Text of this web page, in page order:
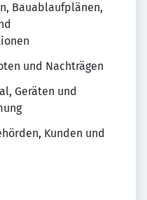
Bauablaufplänen,
und Nachträgen
Geräten und
Kunden und